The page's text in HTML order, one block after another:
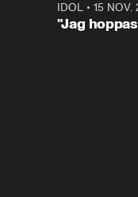
IDOL• 15 NOV.
"Jag